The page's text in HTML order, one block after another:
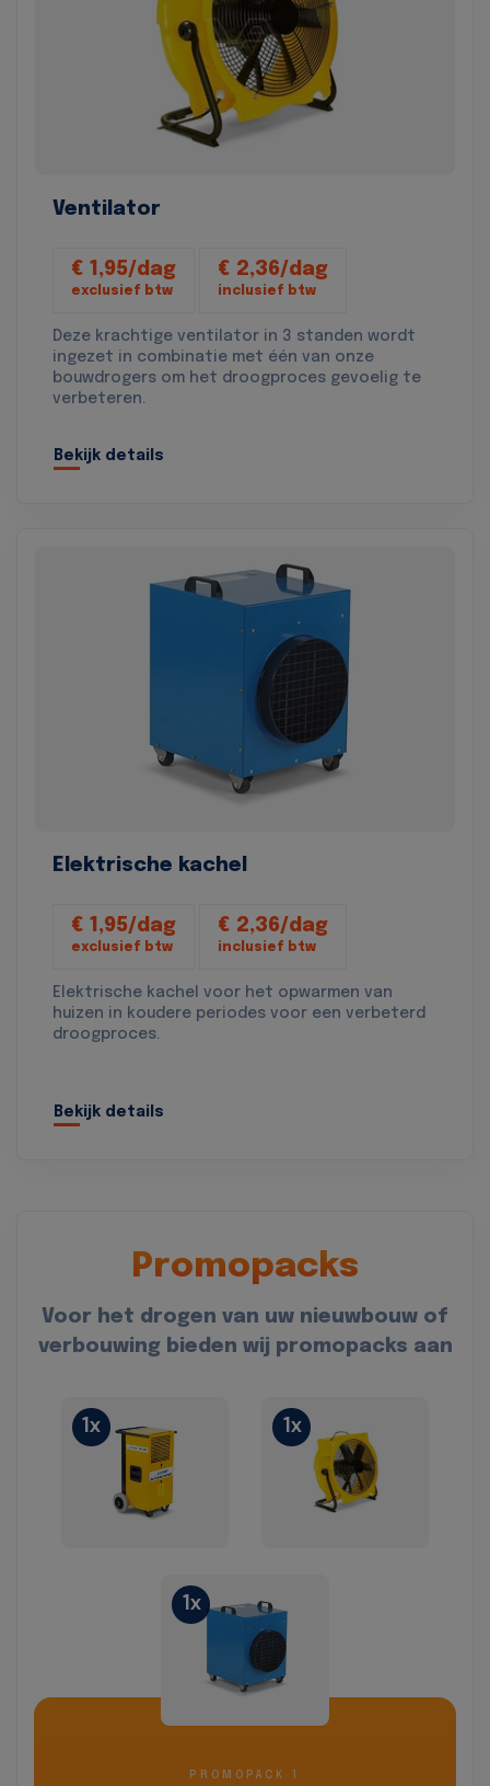
Ventilator
€ 1,95/dag
exclusief btw
€ 2,36/dag
inclusief btw
Deze krachtige ventilator in 3 standen wordt
ingezet in combinatie met één van onze
bouwdrogers om het droogproces gevoelig te
verbeteren.
Bekijk details
Elektrische kachel
€ 1,95/dag
exclusief btw
€ 2,36/dag
inclusief btw
Elektrische kachel voor het opwarmen van
huizen in koudere periodes voor een verbeterd
droogproces.
Bekijk details
Promopacks
Voor het drogen van uw nieuwbouw of
verbouwing bieden wij promopacks aan
1x 1x
1x
PROMOPACK 1